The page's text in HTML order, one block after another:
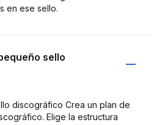
en ese sello.
sello
discográfico Crea un plan de
Elige la estructura